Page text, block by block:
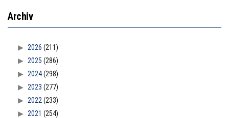
Archiv
2026 (211)
2025 (286)
2024(298)
2023 (277)
2022 (233)
2021 (254)